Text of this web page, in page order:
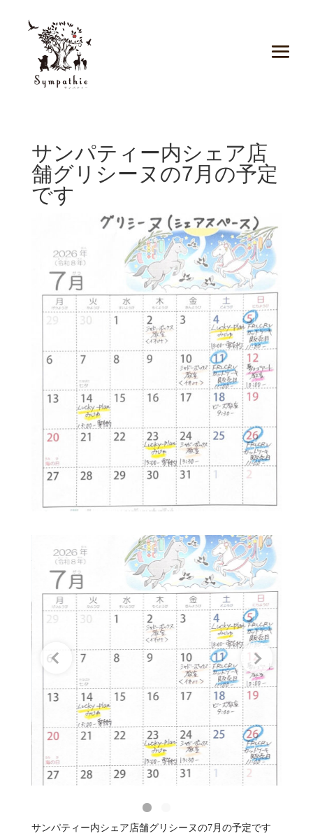
サンパティー内シェア店
舗グリシーヌの7月の予定
です️
サンパティー内シェア店舗グリシーヌの7月の予定です️